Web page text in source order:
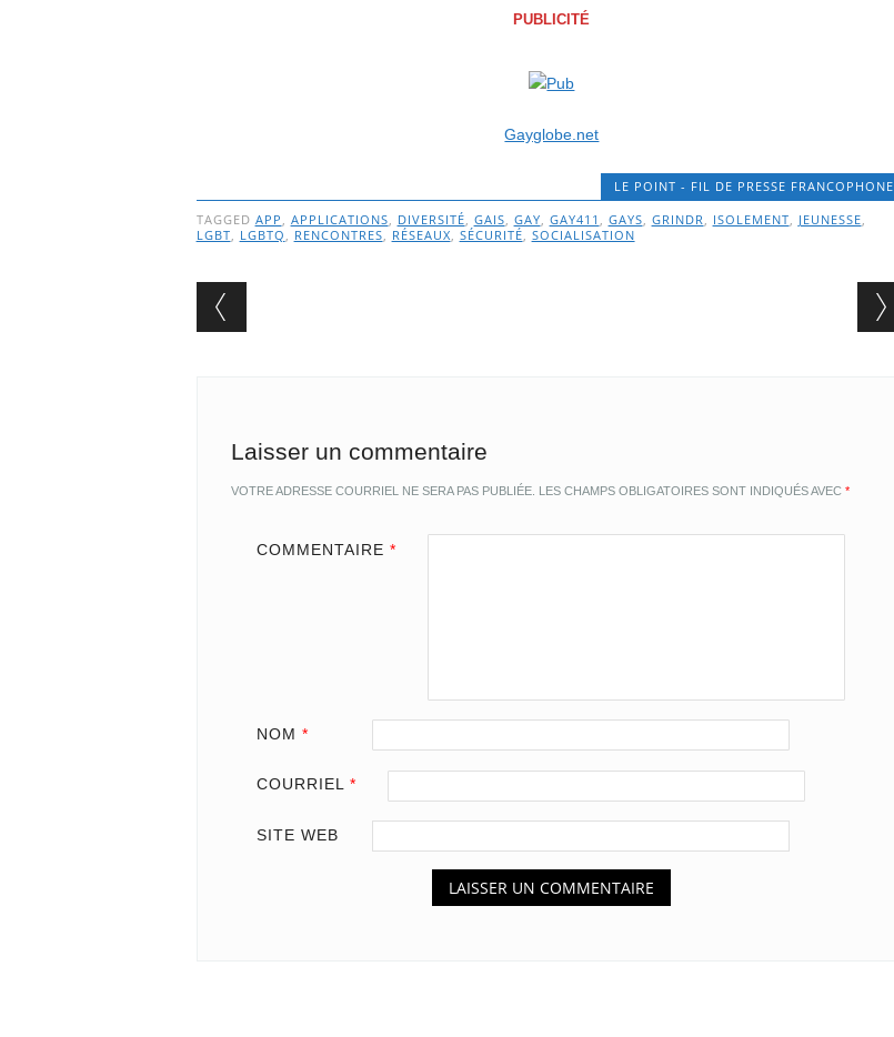
PUBLICITÉ
Gayglobe.net
LE POINT - FIL DE PRESSE FRANCOPHONE
TAGGED APP , APPLICATIONS, DIVERSITÉ, GAIS, GAY, GAY411 , GAYS, GRINDR, ISOLEMENT, JEUNESSE,
LGBT, LGBTQ , RENCONTRES, RÉSEAUX, SÉCURITÉ, SOCIALISATION
Post navigation
Laisser un commentaire
VOTRE ADRESSE COURRIEL NE SERA PAS PUBLIÉE. LES CHAMPS OBLIGATOIRES SONT INDIQUÉS AVEC *
COMMENTAIRE *
NOM *
COURRIEL *
SITE WEB